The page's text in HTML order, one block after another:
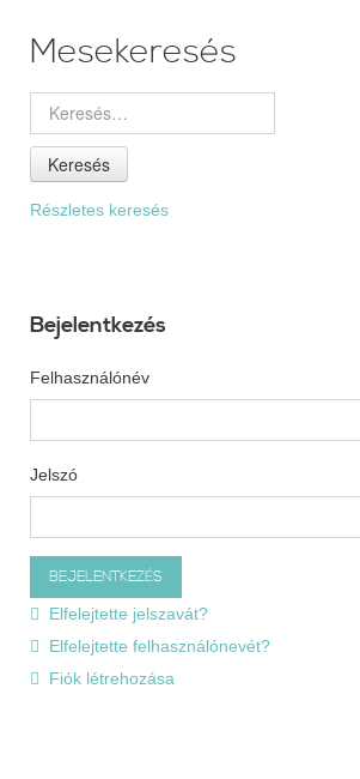
Mesekeresés
Keresés
Részletes keresés
Bejelentkezés
Felhasználónév
Jelszó
Elfelejtette jelszavát?
Elfelejtette felhasználónevét?
Fiók létrehozása